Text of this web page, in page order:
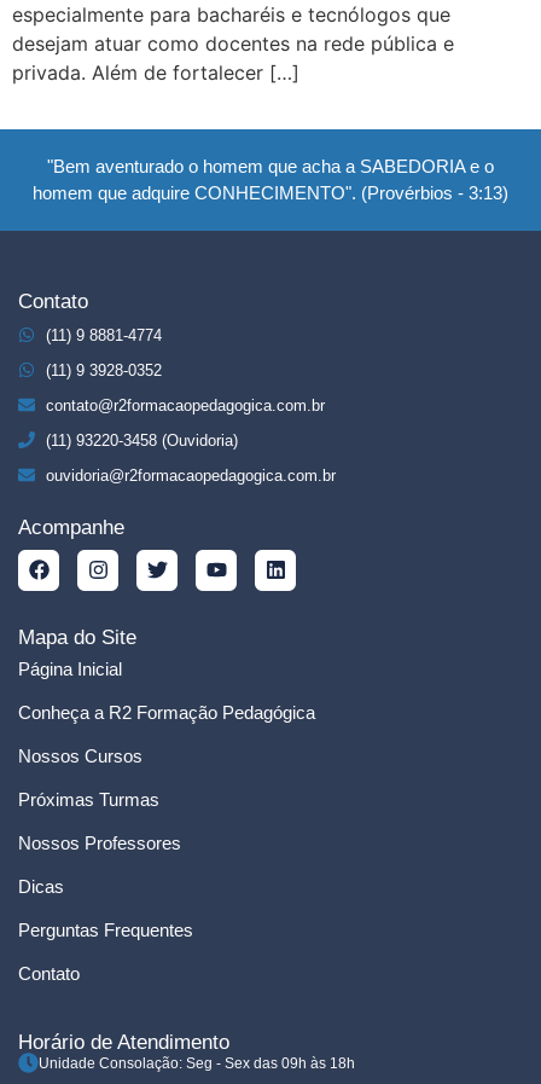
especialmente para bacharéis e tecnólogos que
desejam atuar como docentes na rede pública e
privada. Além de fortalecer […]
"Bem aventurado o homem que acha a SABEDORIA e o
homem que adquire CONHECIMENTO". (Provérbios - 3:13)
Contato
(11) 9 8881-4774
(11) 9 3928-0352
contato@r2formacaopedagogica.com.br
(11) 93220-3458 (Ouvidoria)
ouvidoria@r2formacaopedagogica.com.br
Acompanhe
Mapa do Site
Página Inicial
Conheça a R2 Formação Pedagógica
Nossos Cursos
Próximas Turmas
Nossos Professores
Dicas
Perguntas Frequentes
Contato
Horário de Atendimento
Unidade Consolação: Seg - Sex das 09h às 18h